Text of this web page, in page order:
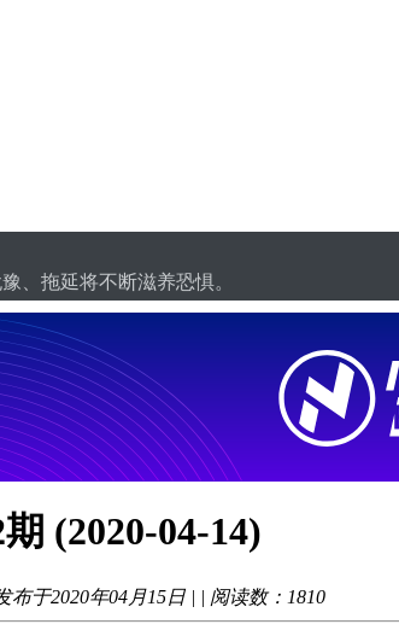
、拖延将不断滋养恐惧。
(2020-04-14)
布于2020年04月15日 | | 阅读数： 1810